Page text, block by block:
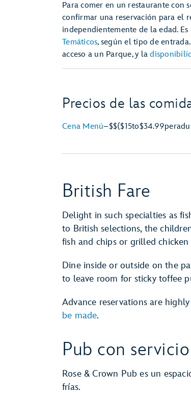
Para comer en un restaurante con
confirmar una reservación para el
independientemente de la edad.
Temáticos, según el tipo de
acceso a un Parque, y la
Precios de las
Cena Menú–$$($15to$34.99per
British Fare
Delight in such specialties as
to British selections, the
fish and chips or grilled chicken
Dine inside or outside on the
to leave room for sticky toffee
Advance reservations are
be made.
Pub con
Rose & Crown Pub es un
frías.